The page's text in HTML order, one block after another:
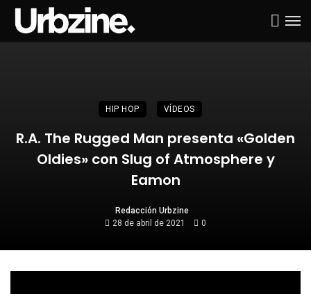
HIP HOP VÍDEOS
R.A. The Rugged Man presenta «Golden
Oldies» con Slug of Atmosphere y
Eamon
Redacción Urbzine
28 de abril de 2021
0